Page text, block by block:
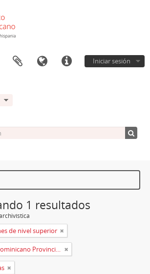
Iniciar sesión
1 resultados
de nivel superior
Archivo Histórico Dominicano Provincia de España